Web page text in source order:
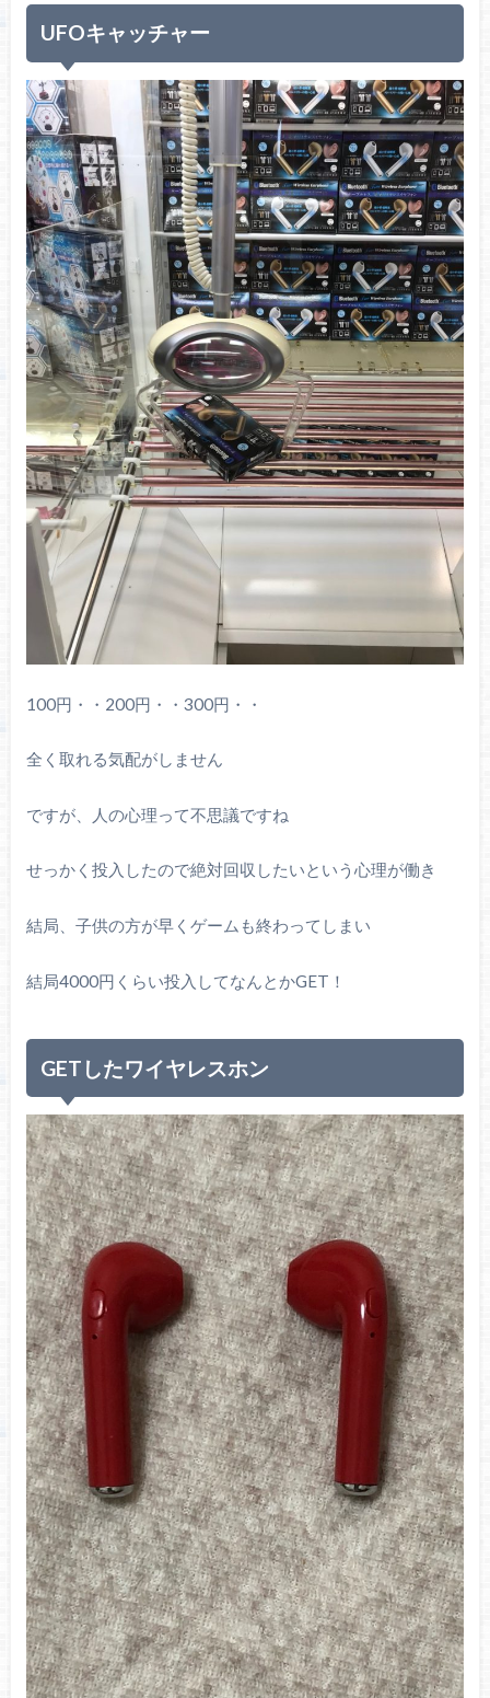
UFOキャッチャー
100円・・200円・・300円・・
全く取れる気配がしません
ですが、人の心理って不思議ですね
せっかく投入したので絶対回収したいという心理が働き
結局、子供の方が早くゲームも終わってしまい
結局4000円くらい投入してなんとかGET！
GETしたワイヤレスホン